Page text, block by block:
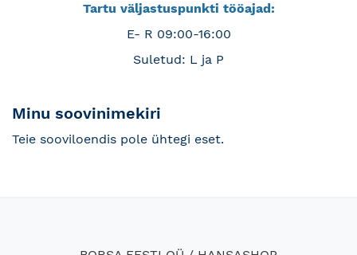
Tartu väljastuspunkti tööajad:
E- R 09:00-16:00
Suletud: L ja P
Minu soovinimekiri
Teie sooviloendis pole ühtegi eset.